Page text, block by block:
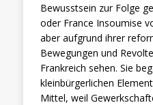
Bewusstsein zur Folge
oder France Insoumise
aber aufgrund ihrer
Bewegungen und
Frankreich sehen. Sie
kleinbürgerlichen
Mittel, weil